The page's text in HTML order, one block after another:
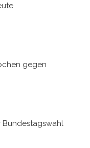
gegen
Bundestagswahl